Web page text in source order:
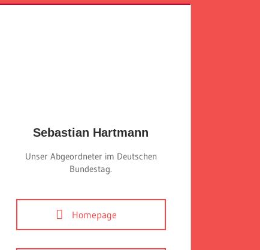
Sebastian Hartmann
Unser Abgeordneter im Deutschen
Bundestag.
Homepage